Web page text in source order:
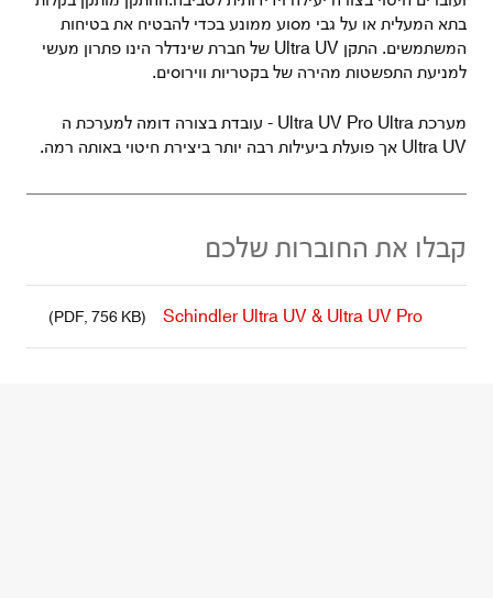
בתא המעלית או על גבי מסוע ממונע בכדי להבטיח את בטיחות
המשתמשים. התקן Ultra UV של חברת שינדלר הינו פתרון מעשי
למניעת התפשטות מהירה של בקטריות ווירוסים.
מערכת Ultra UV Pro Ultra - עובדת בצורה דומה למערכת ה
Ultra UV אך פועלת ביעילות רבה יותר ביצירת חיטוי באותה רמה.
קבלו את החוברות שלכם
Schindler Ultra UV & Ultra UV Pro
(PDF, 756 KB)